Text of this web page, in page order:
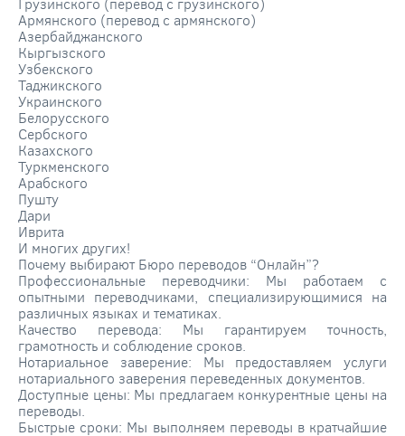
Армянского (перевод с армянского)
Азербайджанского
Кыргызского
Узбекского
Таджикского
Украинского
Белорусского
Сербского
Казахского
Туркменского
Арабского
Пушту
Дари
Иврита
И многих других!
Почему выбирают Бюро переводов “Онлайн”?
Профессиональные переводчики: Мы работаем с
опытными переводчиками, специализирующимися на
различных языках и тематиках.
Качество перевода: Мы гарантируем точность,
грамотность и соблюдение сроков.
Нотариальное заверение: Мы предоставляем услуги
нотариального заверения переведенных документов.
Доступные цены: Мы предлагаем конкурентные цены на
переводы.
Быстрые сроки: Мы выполняем переводы в кратчайшие